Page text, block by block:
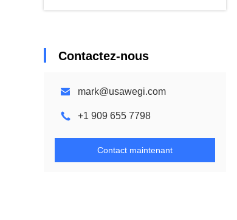
Contactez-nous
mark@usawegi.com
+1 909 655 7798
Contact maintenant